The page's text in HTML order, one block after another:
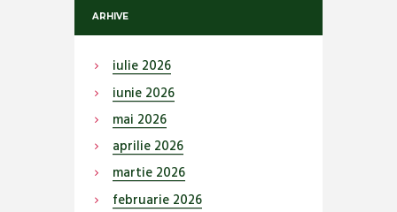
ARHIVE
iulie 2026
iunie 2026
mai 2026
aprilie 2026
martie 2026
februarie 2026